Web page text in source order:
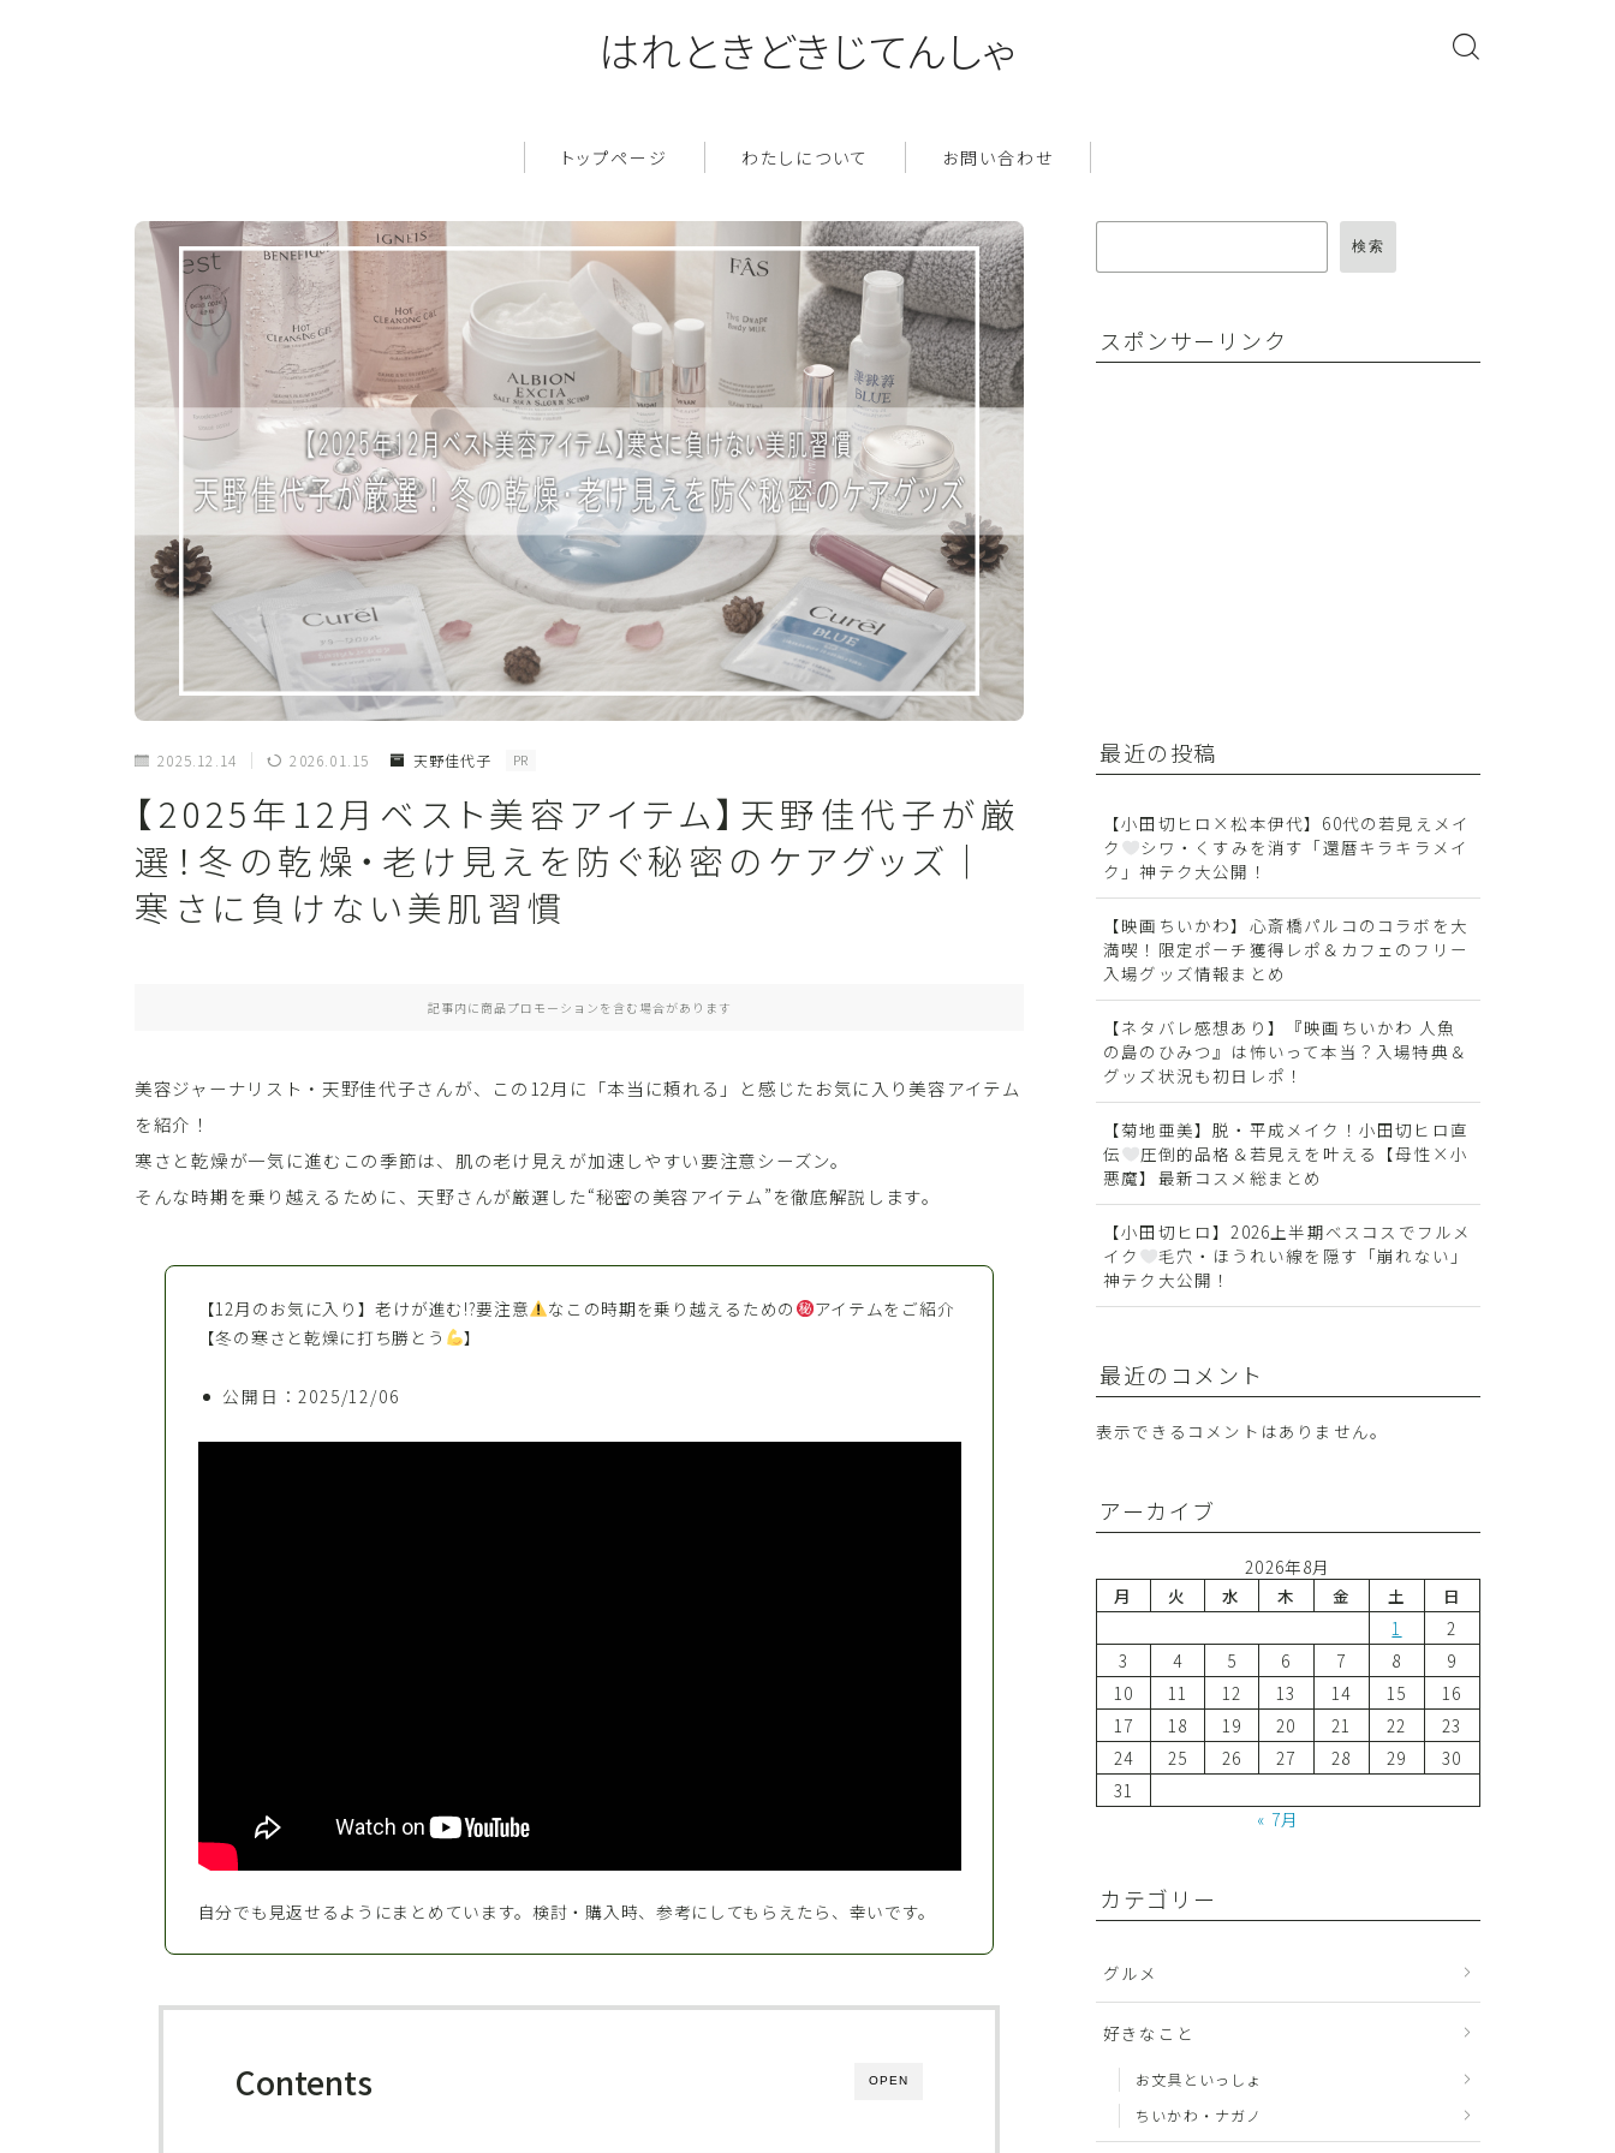
はれときどきじてんしゃ
トップページ わたしについて お問い合わせ
2025.12.14 2026.01.15 天野佳代子 PR
【2025年12月ベスト美容アイテム】天野佳代子が厳
選！冬の乾燥・老け見えを防ぐ秘密のケアグッズ｜
寒さに負けない美肌習慣
記事内に商品プロモーションを含む場合があります
美容ジャーナリスト・天野佳代子さんが、この12月に「本当に頼れる」と感じたお気に入り美容アイテム
を紹介！
寒さと乾燥が一気に進むこの季節は、肌の老け見えが加速しやすい要注意シーズン。
そんな時期を乗り越えるために、天野さんが厳選した“秘密の美容アイテム”を徹底解説します。
【12月のお気に入り】老けが進む!?要注意 なこの時期を乗り越えるための
アイテムをご紹介
【冬の寒さと乾燥に打ち勝とう
】
公開日：2025/12/06
自分でも見返せるようにまとめています。検討・購入時、参考にしてもらえたら、幸いです。
OPEN
Contents
検索
スポンサーリンク
最近の投稿
【小田切ヒロ×松本伊代】60代の若見えメイ
ク
シワ・くすみを消す「還暦キラキラメイ
ク」神テク大公開！
【映画ちいかわ】心斎橋パルコのコラボを大
満喫！限定ポーチ獲得レポ＆カフェのフリー
入場グッズ情報まとめ
【ネタバレ感想あり】『映画ちいかわ 人魚
の島のひみつ』は怖いって本当？入場特典＆
グッズ状況も初日レポ！
【菊地亜美】脱・平成メイク！小田切ヒロ直
伝
圧倒的品格＆若見えを叶える【母性×小
悪魔】最新コスメ総まとめ
【小田切ヒロ】2026上半期ベスコスでフルメ
イク
毛穴・ほうれい線を隠す「崩れない」
神テク大公開！
最近のコメント
表示できるコメントはありません。
アーカイブ
2026年8月
月
火 水 木 金 土
日
1
2
3
4 5 6 7 8
9
10
11 12 13 14 15
16
17
18 19 20 21 22
23
24
25 26 27 28 29
30
31
« 7月
カテゴリー
グルメ
好きなこと
お文具といっしょ
ちいかわ・ナガノ